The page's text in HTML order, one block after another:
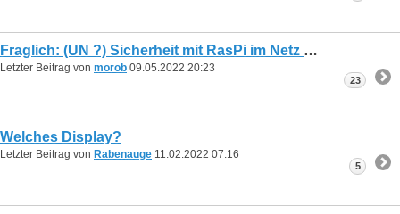
Fraglich: (UN ?) Sicherheit mit RasPi im Netz
Letzter Beitrag von morob 09.05.2022 20:23
23
Welches Display?
Letzter Beitrag von Rabenauge 11.02.2022 07:16
5